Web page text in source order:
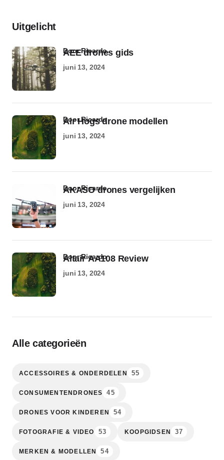
Uitgelicht
AEE drones gids
door Ricardo
juni 13, 2024
Air Hogs drone modellen
door Ricardo
juni 13, 2024
AKASO drones vergelijken
door Ricardo
juni 13, 2024
Altair AA108 Review
door Ricardo
juni 13, 2024
Alle categorieën
ACCESSOIRES & ONDERDELEN 55
CONSUMENTENDRONES 45
DRONES VOOR KINDEREN 54
FOTOGRAFIE & VIDEO 53 KOOPGIDSEN 37
MERKEN & MODELLEN 54